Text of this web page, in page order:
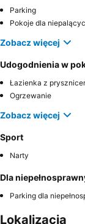
Parking
Pokoje dla
Zobacz więcej
Udogodnienia w
Łazienka z
Ogrzewanie
Zobacz więcej
Sport
Narty
Dla
Parking dla
Lokalizacja